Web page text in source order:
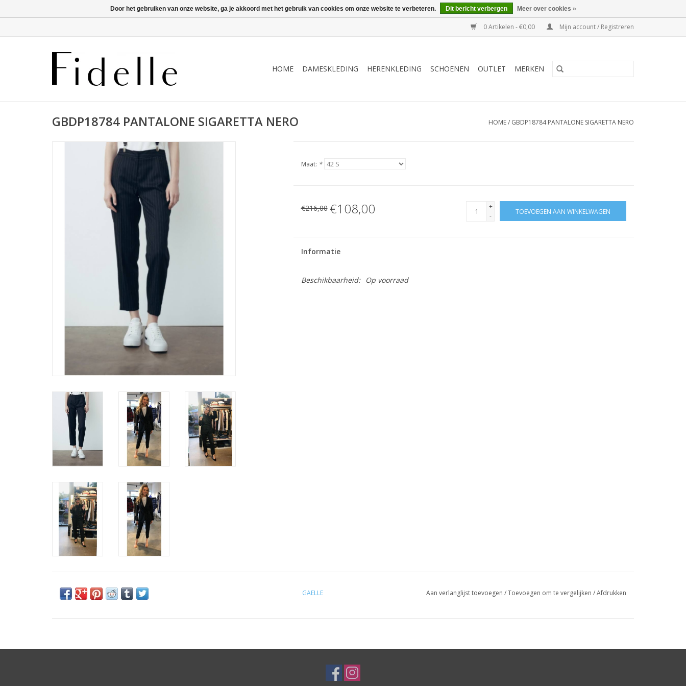
0 Artikelen - €0,00 Mijn account / Registreren
HOME DAMESKLEDING HERENKLEDING SCHOENEN OUTLET MERKEN
GBDP18784 PANTALONE SIGARETTA NERO HOME/ GBDP18784 PANTALONE SIGARETTA NERO
Maat: *
€216,00 €108,00
+
-
TOEVOEGEN AAN WINKELWAGEN
Informatie
Beschikbaarheid: Op voorraad
GAELLE Aan verlanglijst toevoegen /Toevoegen om te vergelijken /Afdrukken
Door het gebruiken van onze website, ga je akkoord met het gebruik van cookies om onze website te verbeteren. Dit bericht verbergen Meer over cookies »